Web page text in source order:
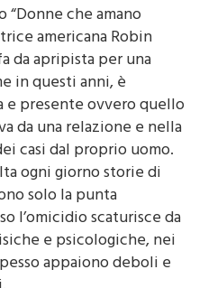
che amano
americana Robin
da apripista per una
in questi anni, è
presente ovvero quello
da una relazione e nella
casi dal proprio uomo.
ogni giorno storie di
solo la punta
l’omicidio scaturisce da
e psicologiche, nei
appaiono deboli e